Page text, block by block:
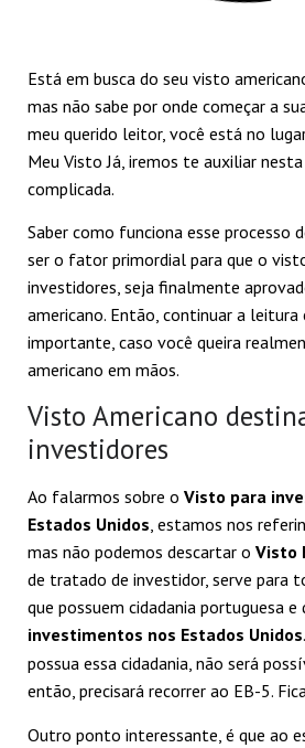
Está em busca do seu visto
mas não sabe por onde começar a
meu querido leitor, você está no
Meu Visto Já, iremos te auxiliar
complicada.
Saber como funciona esse processo
ser o fator primordial para que o
investidores, seja finalmente
americano. Então, continuar a leitura
importante, caso você queira
americano em mãos.
Visto Americano
investidores
Ao falarmos sobre o Visto para
Estados Unidos, estamos nos
mas não podemos descartar o Visto
de tratado de investidor, serve para
que possuem cidadania portuguesa e
investimentos nos Estados Unidos
possua essa cidadania, não será
então, precisará recorrer ao EB-5.
Outro ponto interessante, é que ao